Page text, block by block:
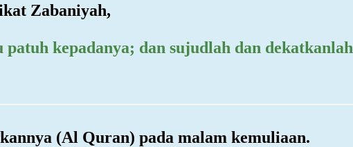
Zabaniyah,
kepadanya; dan sujudlah dan dekatkanlah
(Al Quran) pada malam kemuliaan.